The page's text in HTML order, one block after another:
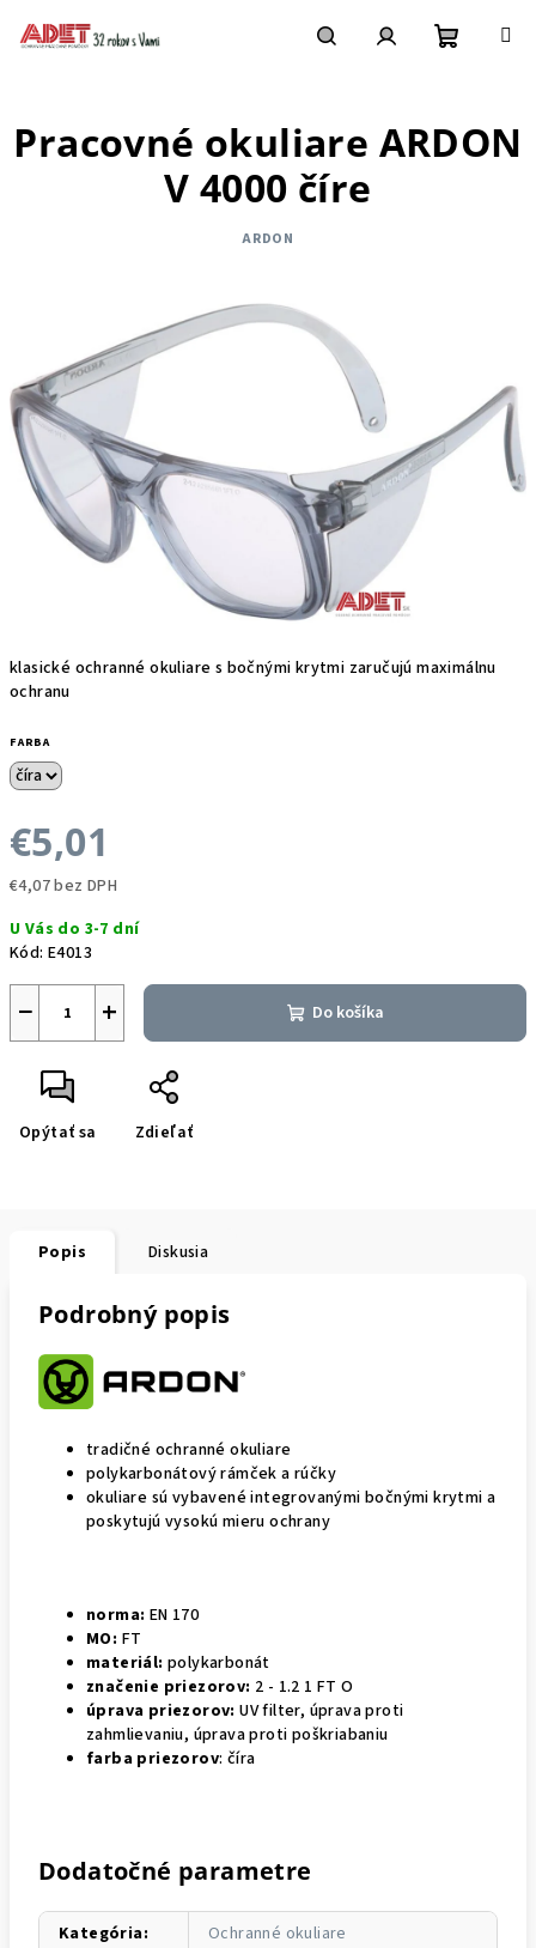
košík
klasické ochranné okuliare s bočnými krytmi zaručujú maximálnu
ochranu
FARBA
€5,01
€4,07 bez DPH
cena:
U Vás do 3-7 dní
Kód: E4013
+
− Do košíka
Opýtať sa Zdieľať
Pracovné okuliare ARDON
V 4000 číre
ARDON
Popis Diskusia
Podrobný popis
tradičné ochranné okuliare
polykarbonátový rámček a rúčky
okuliare sú vybavené integrovanými bočnými krytmi a
poskytujú vysokú mieru ochrany
norma: EN 170
MO: FT
materiál: polykarbonát
značenie priezorov: 2 - 1.2 1 FT O
úprava priezorov:UV filter, úprava proti
zahmlievaniu, úprava proti poškriabaniu
farba priezorov: číra
Dodatočné parametre
Kategória:
Ochranné okuliare